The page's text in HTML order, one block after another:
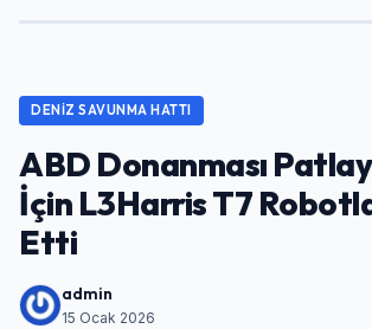
DENIZ SAVUNMA HATTI
ABD Donanması
İçin L3Harris T7
Etti
admin
15 Ocak 2026